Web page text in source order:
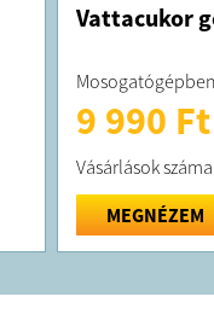
Vattacukor
9 990 Ft
Vásárlások
MEGNÉZEM